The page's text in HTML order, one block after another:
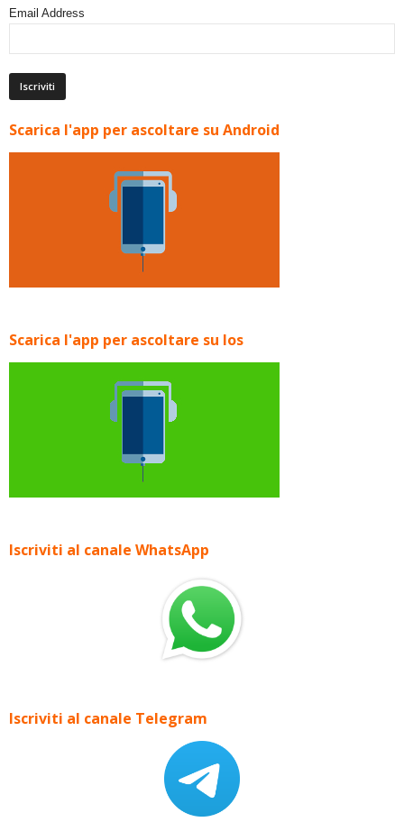
Email Address
Scarica l'app per ascoltare su Android
Scarica l'app per ascoltare su Ios
Iscriviti al canale WhatsApp
Iscriviti al canale Telegram